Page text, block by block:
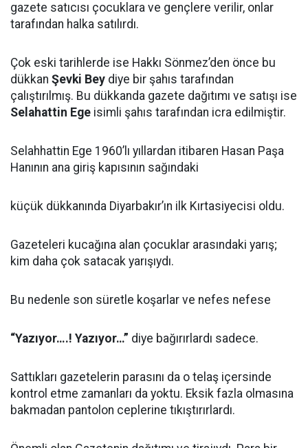
gazete satıcısı çocuklara ve gençlere verilir, onlar
tarafından halka satılırdı.
Çok eski tarihlerde ise Hakkı Sönmez’den önce bu
dükkan Şevki Bey diye bir şahıs tarafından
çalıştırılmış. Bu dükkanda gazete dağıtımı ve satışı ise
Selahattin Ege isimli şahıs tarafından icra edilmiştir.
Selahhattin Ege 1960’lı yıllardan itibaren Hasan Paşa
Hanının ana giriş kapısının sağındaki
küçük dükkanında Diyarbakır’ın ilk Kırtasiyecisi oldu.
Gazeteleri kucağına alan çocuklar arasındaki yarış;
kim daha çok satacak yarışıydı.
Bu nedenle son süretle koşarlar ve nefes nefese
“Yazıyor….! Yazıyor…” diye bağırırlardı sadece.
Sattıkları gazetelerin parasını da o telaş içersinde
kontrol etme zamanları da yoktu. Eksik fazla olmasına
bakmadan pantolon ceplerine tıkıştırırlardı.